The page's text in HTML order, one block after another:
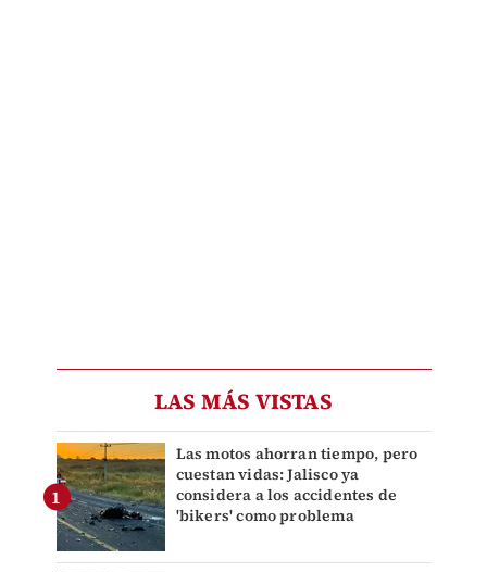
LAS MÁS VISTAS
Las motos ahorran tiempo, pero
cuestan vidas: Jalisco ya
considera a los accidentes de
'bikers' como problema